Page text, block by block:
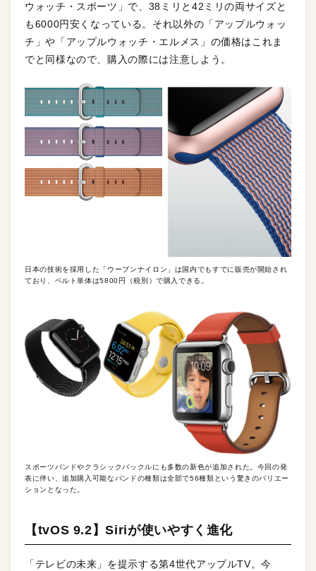
ウォッチ・スポーツ」で、38ミリと42ミリの両サイズと
も6000円安くなっている。それ以外の「アップルウォッ
チ」や「アップルウォッチ・エルメス」の価格はこれま
でと同様なので、購入の際には注意しよう。
日本の技術を採用した「ウーブンナイロン」は国内でもすでに販売が開始され
ており、ベルト単体は5800円（税別）で購入できる。
スポーツバンドやクラシックバックルにも多数の新色が追加された。今回の発
表に伴い、追加購入可能なバンドの種類は全部で56種類という驚きのバリエー
ションとなった。
【tvOS 9.2】Siriが使いやすく進化
「テレビの未来」を提示する第4世代アップルTV。今